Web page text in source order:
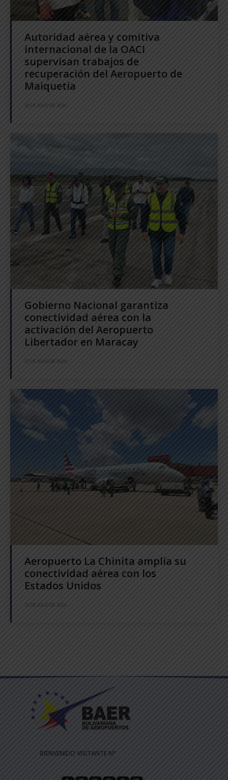
Autoridad aérea y comitiva
internacional de la OACI
supervisan trabajos de
recuperación del Aeropuerto de
Maiquetía
30 DE JULIO DE 2026
Gobierno Nacional garantiza
conectividad aérea con la
activación del Aeropuerto
Libertador en Maracay
17 DE JULIO DE 2026
Aeropuerto La Chinita amplía su
conectividad aérea con los
Estados Unidos
15 DE JULIO DE 2026
BIENVENIDO VISITANTE N°